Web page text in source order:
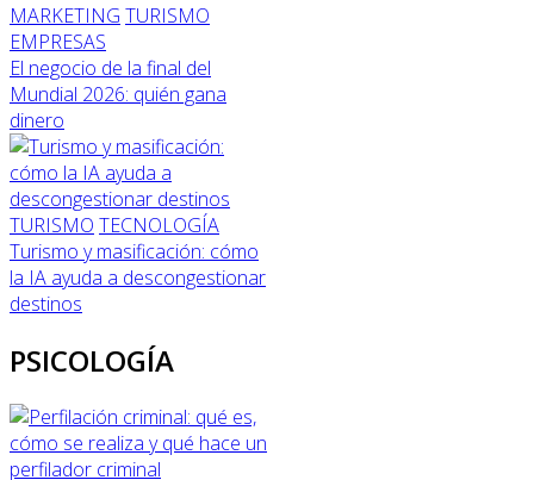
MARKETING TURISMO
EMPRESAS
El negocio de la final del
Mundial 2026: quién gana
dinero
TURISMO TECNOLOGÍA
Turismo y masificación: cómo
la IA ayuda a descongestionar
destinos
PSICOLOGÍA